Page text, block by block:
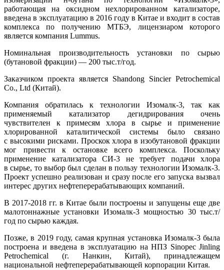
работающая на оксидном нехлорированном катализаторе,
введена в эксплуатацию в 2016 году в Китае и входит в состав
комплекса по получению МТБЭ, лицензиаром которого
является компания Lummus.
Номинальная производительность установки по сырью
(бутановой фракции) — 200 тыс.т/год.
Заказчиком проекта является Shandong Sincier Petrochemical
Сo., Ltd (Китай).
Компания обратилась к технологии Изомалк-3, так как
применяемый катализатор дегидрирования очень
чувствителен к примесям хлора в сырье и применение
хлорированной каталитической системы было связано
с высокими рисками. Проскок хлора в изобутановой фракции
мог привести к остановке всего комплекса. Поскольку
применение катализатора СИ-3 не требует подачи хлора
в сырье, то выбор был сделан в пользу технологии Изомалк-3.
Проект успешно реализован и сразу после его запуска вызвал
интерес других нефтеперерабатывающих компаний.
В 2017-2018 гг. в Китае были построены и запущены еще две
малотоннажные установки Изомалк-3 мощностью 30 тыс.т/
год по сырью каждая.
Позже, в 2019 году, самая крупная установка Изомалк-3 была
построена и введена в эксплуатацию на НПЗ Sinopec Jinling
Petrochemical (г. Нанкин, Китай), принадлежащем
национальной нефтеперерабатывающей корпорации Китая.